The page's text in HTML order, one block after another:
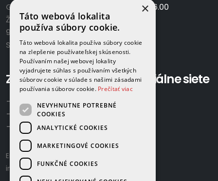
GAMAPLYN s.r.o.
Železničná 570/8
922 02 Krakovany
Slovensko
7.00 - 16.00
So:
Zavolajte nám:
+421 918 524 702
+421 907 958 768
+421 948 615 083
Email us:
info@gamaplyn.sk
Sociálne siete
×
Táto webová lokalita
používa súbory cookie.
Táto webová lokalita používa súbory cookie
na zlepšenie používateľskej skúsenosti.
Používaním našej webovej lokality
vyjadrujete súhlas s používaním všetkých
súborov cookie v súlade s našimi zásadami
používania súborov cookie. Prečítať viac
NEVYHNUTNE POTREBNÉ
COOKIES
ANALYTICKÉ COOKIES
MARKETINGOVÉ COOKIES
FUNKČNÉ COOKIES